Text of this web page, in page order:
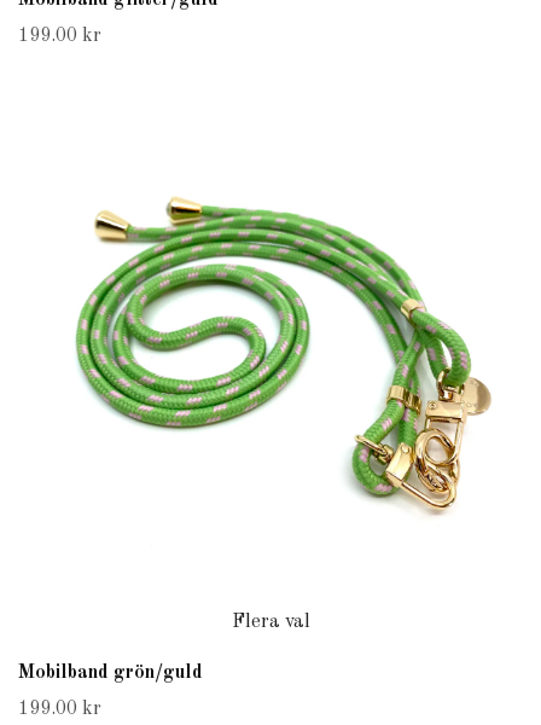
199.00 kr
Flera val
Mobilband grön/guld
199.00 kr